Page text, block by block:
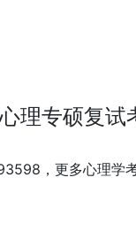
理专硕复试
，更多心理学